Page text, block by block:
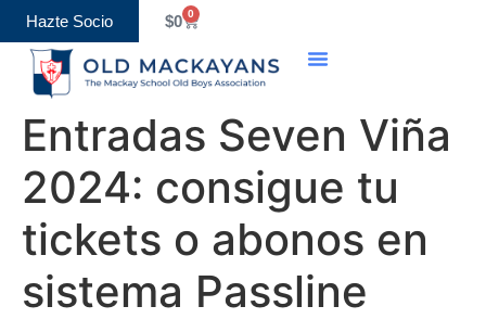
Hazte Socio $0 0
Entradas Seven Viña
2024: consigue tu
tickets o abonos en
sistema Passline